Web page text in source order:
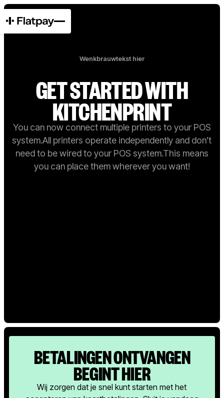
Wenkbrauwtekst hier
GET STARTED WITH
KITCHENPRINT
You can now connect multiple printers to your POS
system.All printers operate independently and don’t
need to be wired to your POS system.This means
you can place them wherever you want!
BETALINGEN ONTVANGEN
BEGINT HIER
Wij zorgen dat je snel kunt starten met het